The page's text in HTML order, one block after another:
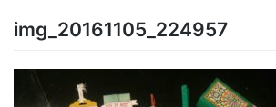
img_20161105_224957